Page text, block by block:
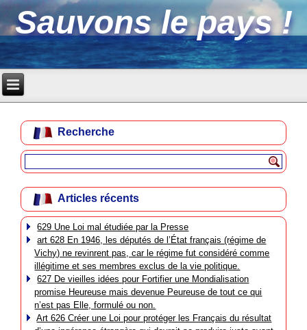
Sauvons le pays !
Recherche
Articles récents
629 Une Loi mal étudiée par la Presse
art 628 En 1946, les députés de l’État français (régime de
Vichy) ne revinrent pas, car le régime fut considéré comme
illégitime et ses membres exclus de la vie politique.
627 De vieilles idées pour Fortifier une Mondialisation
promise Heureuse mais devenue Peureuse de tout ce qui
n’est pas Elle, formulé ou non.
Art 626 Créer une Loi pour protéger les Français du résultat